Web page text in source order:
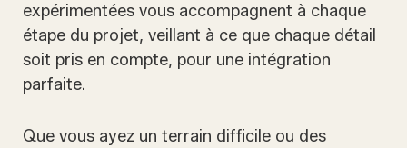
expérimentées vous accompagnent à chaque
étape du projet, veillant à ce que chaque détail
soit pris en compte, pour une intégration
parfaite.
Que vous ayez un terrain difficile ou des